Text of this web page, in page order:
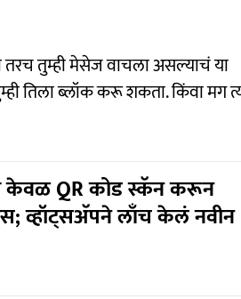
तरच तुम्ही मेसेज वाचला असल्याचं या
तिला ब्लॉक करू शकता. किंवा मग
केवळ QR कोड स्कॅन करून
व्हॉट्सअ‍ॅपने लाँच केलं नवीन